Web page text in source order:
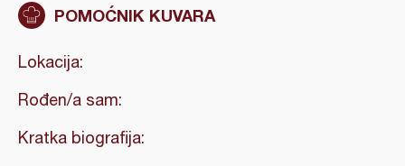
POMOĆNIK KUVARA
Lokacija:
Rođen/a sam:
Kratka biografija: